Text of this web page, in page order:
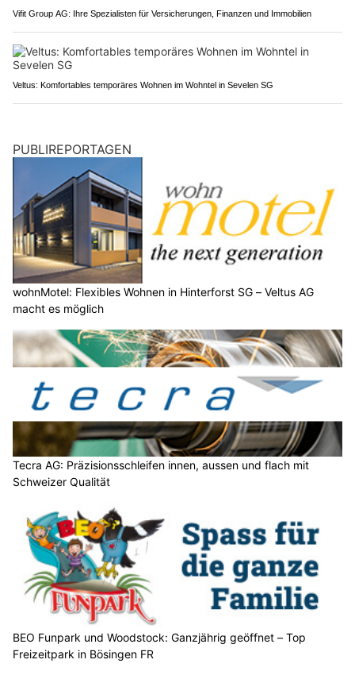
Vifit Group AG: Ihre Spezialisten für Versicherungen, Finanzen und Immobilien
Veltus: Komfortables temporäres Wohnen im Wohntel in Sevelen SG
PUBLIREPORTAGEN
wohnMotel: Flexibles Wohnen in Hinterforst SG – Veltus AG
macht es möglich
Tecra AG: Präzisionsschleifen innen, aussen und flach mit
Schweizer Qualität
BEO Funpark und Woodstock: Ganzjährig geöffnet – Top
Freizeitpark in Bösingen FR